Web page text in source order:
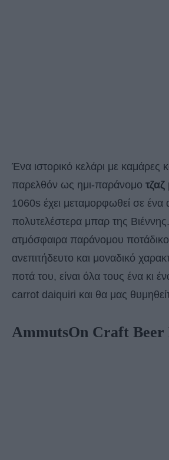
Ένα ιστορικό κελάρι με καμάρες
παρελθόν ως ημι-παράνομο
1060s έχει μεταμορφωθεί σε ένα
πολυτελέστερα μπαρ της
ατμόσφαιρα παράνομου
ανεπιτήδευτο και μοναδικό
ποτά του, είναι όλα τους ένα κι
carrot daiquiri και θα μας
AmmutsOn Craft Beer